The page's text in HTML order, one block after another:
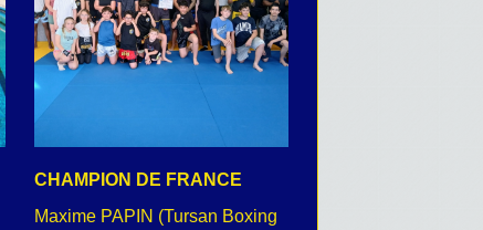
CHAMPION DE FRANCE
Maxime PAPIN (Tursan Boxing